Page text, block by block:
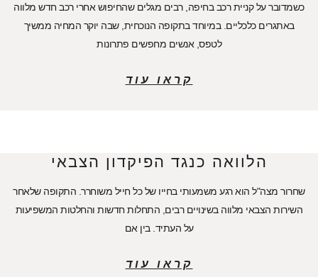
כשמדובר על קניית רכב בחיפה, רבים מגלים שהחיפוש אחרי רכב חדש מלווה
באתגרים כלכליים. במיוחד בתקופה הנוכחית, שבה יוקר המחיה ממשיך
לטפס, אנשים מחפשים פתרונות
קראו עוד
הלוואה כנגד הפיקדון הצבאי
שחרור מצה"ל הוא רגע משמעותי בחייו של כל חייל משוחרר. התקופה שלאחר
השירות הצבאי מלווה בשינויים רבים, התחלות חדשות והחלטות המשפיעות
על העתיד. בין אם
קראו עוד